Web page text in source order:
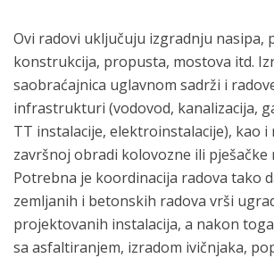
Ovi radovi uključuju izgradnju nasipa,
konstrukcija, propusta, mostova itd.
saobraćajnica uglavnom sadrži i
infrastrukturi (vodovod, kanalizacija,
TT instalacije, elektroinstalacije), kao i
završnoj obradi kolovozne ili pješačke
Potrebna je koordinacija radova tako
zemljanih i betonskih radova vrši
projektovanih instalacija, a nakon
sa asfaltiranjem, izradom ivičnjaka,